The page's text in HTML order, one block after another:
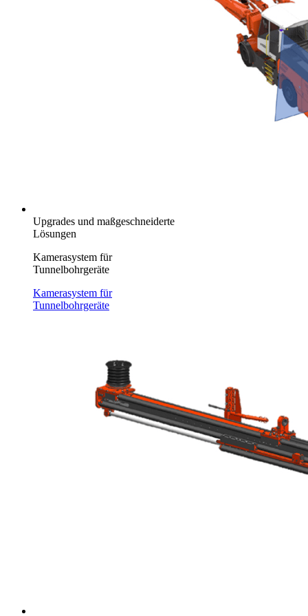
Upgrades und maßgeschneiderte
Lösungen
Kamerasystem für
Tunnelbohrgeräte
Kamerasystem für
Tunnelbohrgeräte